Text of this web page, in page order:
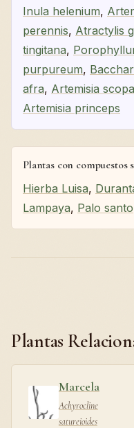
Inula helenium,
perennis, Atractylis
tingitana,
purpureum,
afra, Artemisia
Artemisia princeps
Plantas con compuestos
Hierba Luisa,
Lampaya, Palo santo
Plantas
Marcela
Achyrocline
satureioides